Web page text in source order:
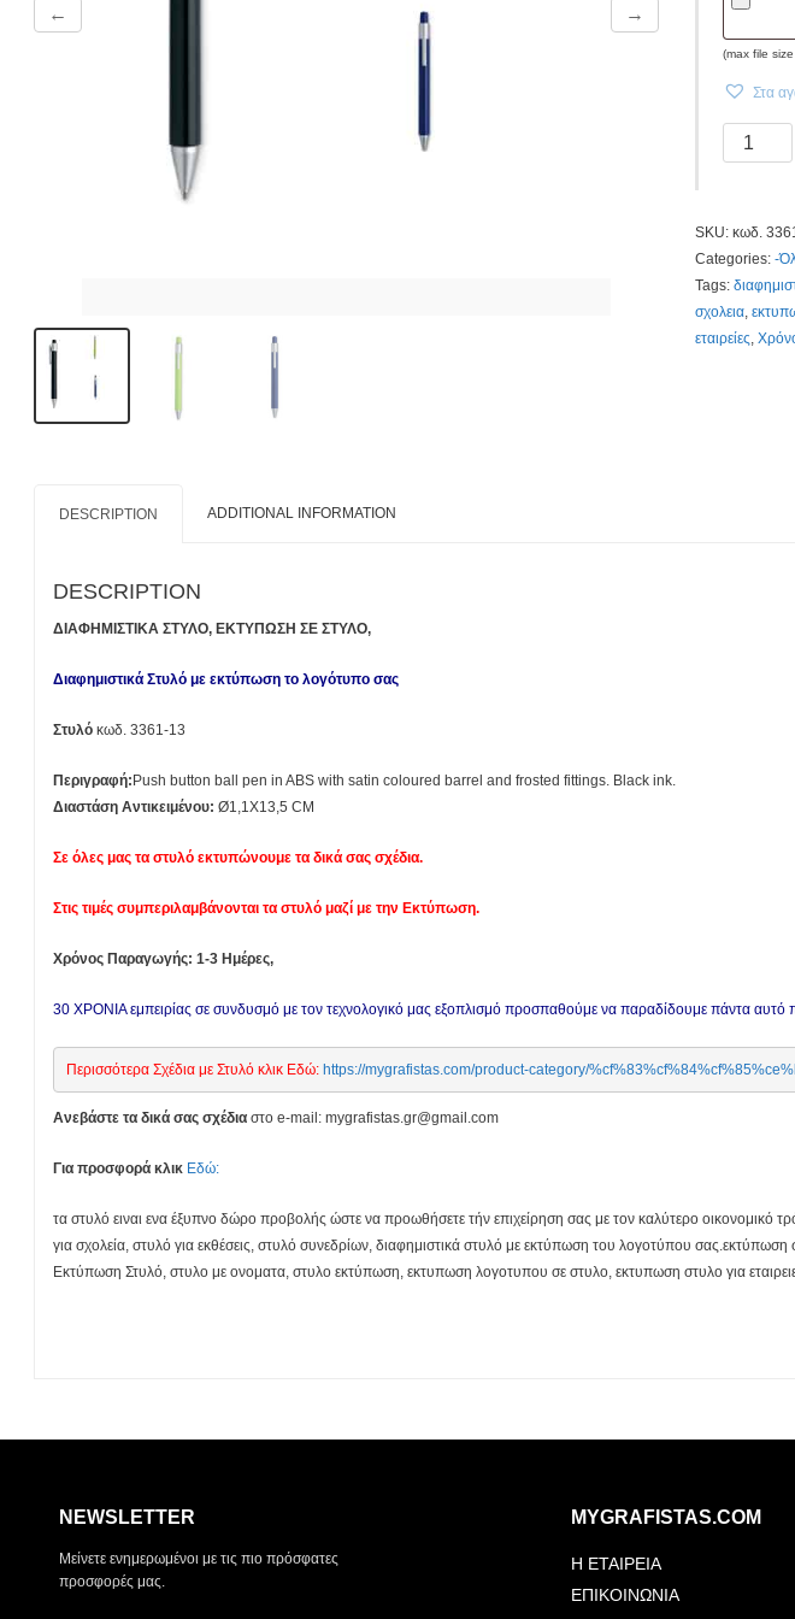
← →
(max file
Στα
Στυλό,
κωδ.
Με
Εκτύπωση
Κλίκ
Εδώ
SKU:κωδ.
Categories:-
Tags:
σχολεια,
εταιρείες,
DESCRIPTION ADDITIONAL INFORMATION
DESCRIPTION
ΔΙΑΦΗΜΙΣΤΙΚΑ ΣΤΥΛΟ, ΕΚΤΥΠΩΣΗ ΣΕ ΣΤΥΛΟ,
Διαφημιστικά Στυλό με εκτύπωση το λογότυπο σας
Στυλόκωδ. 3361-13
Περιγραφή: Push button ball pen in ABS with satin coloured barrel and frosted fittings. Black ink.
Διαστάση Αντικειμένου: Ø1,1X13,5 CM
Σε όλες μας τα στυλό εκτυπώνουμε τα δικά σας σχέδια.
Στις τιμές συμπεριλαμβάνονται τα στυλό μαζί με την Εκτύπωση.
Χρόνος Παραγωγής: 1-3 Ημέρες,
30 ΧΡΟΝΙΑ εμπειρίας σε συνδυσμό με τον τεχνολογικό μας εξοπλισμό προσπαθούμε να παραδίδουμε πάντα
Περισσότερα Σχέδια με Στυλό κλικ Εδώ: https://mygrafistas.com/product-category/
Ανεβάστε τα δικά σας σχέδια στο e-mail: mygrafistas.gr@gmail.com
Για προσφορά κλικ Εδώ:
τα στυλό ειναι ενα έξυπνο δώρο προβολής ώστε να προωθήσετε τήν επιχείρηση σας με τον καλύτερο
για σχολεία, στυλό για εκθέσεις, στυλό συνεδρίων, διαφημιστικά στυλό με εκτύπωση του λογοτύπου
Εκτύπωση Στυλό, στυλο με ονοματα, στυλο εκτύπωση, εκτυπωση λογοτυπου σε στυλο, εκτυπωση στυλο για
NEWSLETTER
Μείνετε ενημερωμένοι με τις πιο πρόσφατες
προσφορές μας.
MYGRAFISTAS.COM
Η ΕΤΑΙΡΕΙΑ
ΕΠΙΚΟΙΝΩΝΙΑ